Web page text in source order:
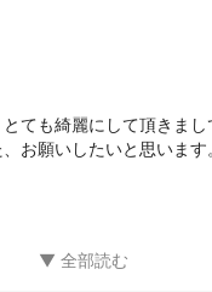
ても綺麗にして頂きま
お願いしたいと思います